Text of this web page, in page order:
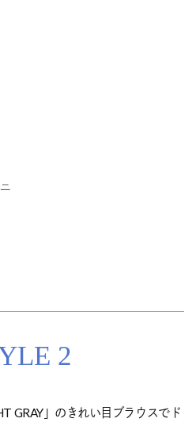
2
GRAY」のきれい目ブラウスでド